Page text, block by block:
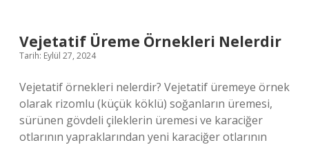
Vejetatif Üreme Örnekleri Nelerdir
Tarih: Eylül 27, 2024
Vejetatif örnekleri nelerdir? Vejetatif üremeye örnek
olarak rizomlu (küçük köklü) soğanların üremesi,
sürünen gövdeli çileklerin üremesi ve karaciğer
otlarının yapraklarından yeni karaciğer otlarının